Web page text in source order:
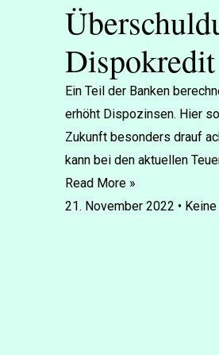
Dispokredit
Ein Teil der Banken
erhöht Dispozinsen. Hier
Zukunft besonders drauf
kann bei den aktuellen
Read More »
21. November 2022